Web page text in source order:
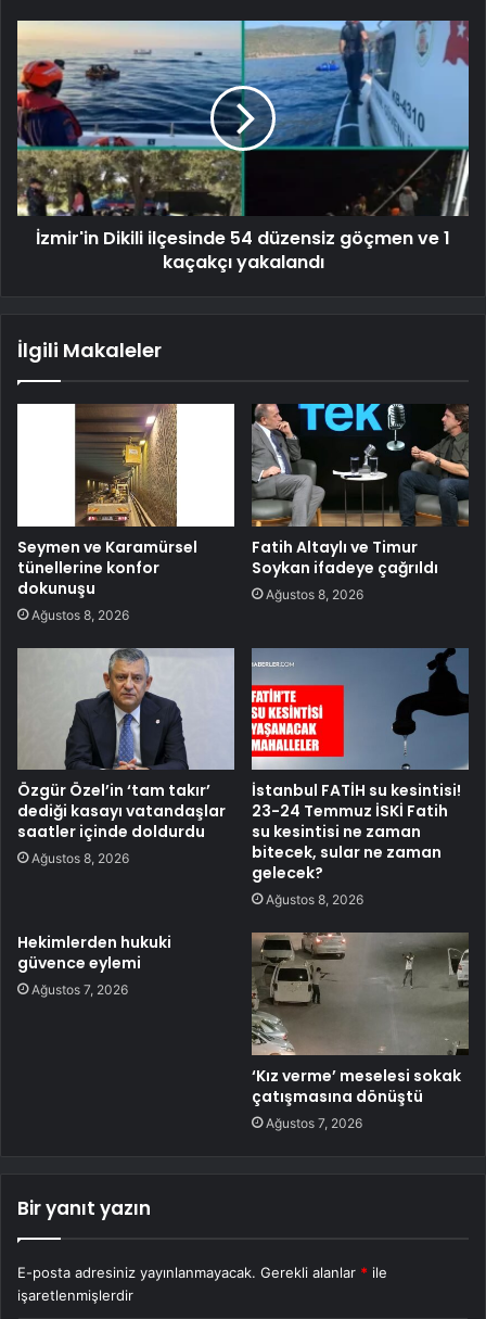
İzmir'in Dikili ilçesinde 54 düzensiz göçmen ve 1
kaçakçı yakalandı
İlgili Makaleler
Seymen ve Karamürsel
tünellerine konfor
dokunuşu
Ağustos 8, 2026
Fatih Altaylı ve Timur
Soykan ifadeye çağrıldı
Ağustos 8, 2026
Özgür Özel’in ‘tam takır’
dediği kasayı vatandaşlar
saatler içinde doldurdu
Ağustos 8, 2026
İstanbul FATİH su kesintisi!
23-24 Temmuz İSKİ Fatih
su kesintisi ne zaman
bitecek, sular ne zaman
gelecek?
Ağustos 8, 2026
Hekimlerden hukuki
güvence eylemi
Ağustos 7, 2026
‘Kız verme’ meselesi sokak
çatışmasına dönüştü
Ağustos 7, 2026
Bir yanıt yazın
E-posta adresiniz yayınlanmayacak. Gerekli alanlar * ile
işaretlenmişlerdir